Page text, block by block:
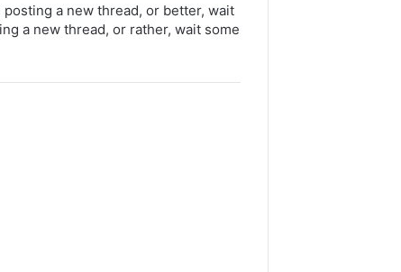
a new thread, or better, wait
a new thread, or rather, wait some